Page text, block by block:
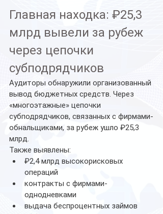
Главная находка: ₽25,3
млрд вывели за рубеж
через цепочки
субподрядчиков
Аудиторы обнаружили организованный
вывод бюджетных средств. Через
«многоэтажные» цепочки
субподрядчиков, связанных с фирмами-
обнальщиками, за рубеж ушло ₽25,3
млрд.
Также выявлены:
₽2,4 млрд высокорисковых
операций
контракты с фирмами-
однодневками
выдача беспроцентных займов